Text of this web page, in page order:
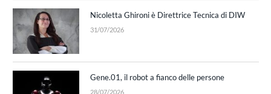
Nicoletta Ghironi è Direttrice Tecnica di DIW
31/07/2026
Gene.01, il robot a fianco delle persone
28/07/2026